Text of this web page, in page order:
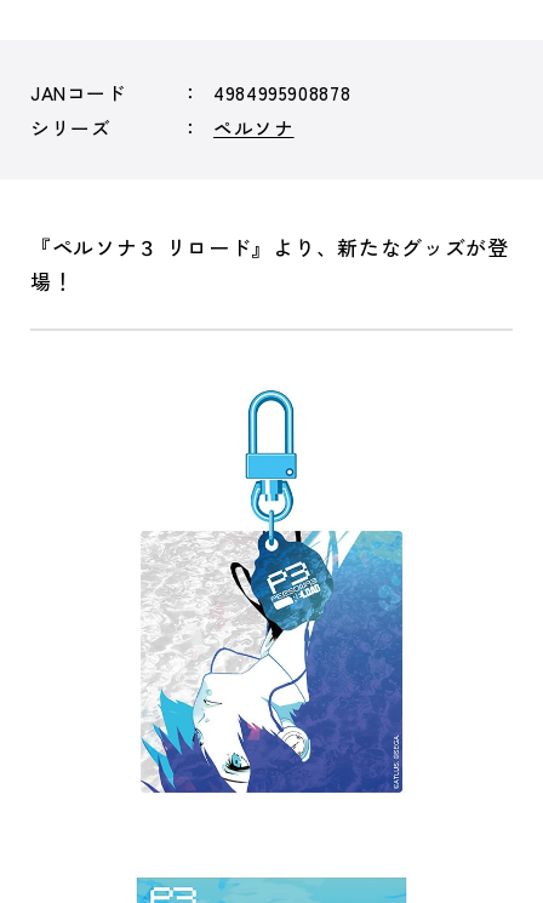
JANコード
4984995908878
シリーズ
ペルソナ
『ペルソナ３ リロード』より、新たなグッズが登
場！